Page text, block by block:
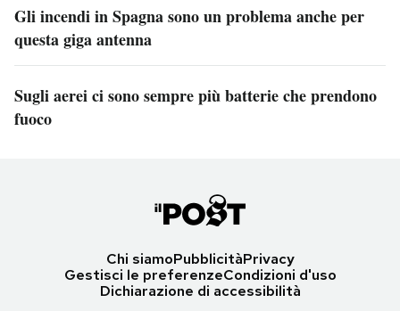
Gli incendi in Spagna sono un problema anche per
questa giga antenna
Sugli aerei ci sono sempre più batterie che prendono
fuoco
Chi siamoPubblicitàPrivacy
Gestisci le preferenzeCondizioni d'uso
Dichiarazione di accessibilità